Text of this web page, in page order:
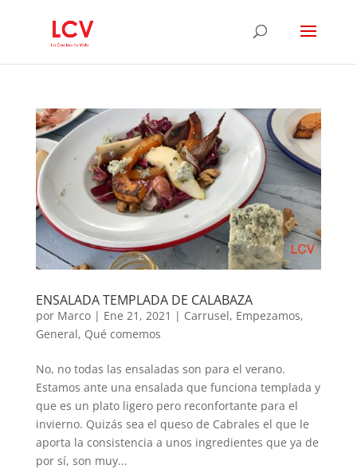
ENSALADA TEMPLADA DE CALABAZA
por Marco| Ene 21, 2021 | Carrusel, Empezamos,
General, Qué comemos
No, no todas las ensaladas son para el verano.
Estamos ante una ensalada que funciona templada y
que es un plato ligero pero reconfortante para el
invierno. Quizás sea el queso de Cabrales el que le
aporta la consistencia a unos ingredientes que ya de
por sí, son muy...